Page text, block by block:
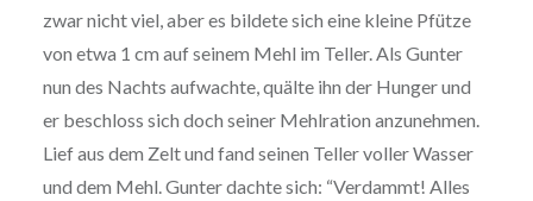
zwar nicht viel, aber es bildete sich eine kleine Pfütze
von etwa 1 cm auf seinem Mehl im Teller. Als Gunter
nun des Nachts aufwachte, quälte ihn der Hunger und
er beschloss sich doch seiner Mehl­ra­ti­on anzu­neh­men.
Lief aus dem Zelt und fand seinen Teller voller Wasser
und dem Mehl. Gunter dachte sich: “Verdammt! Alles